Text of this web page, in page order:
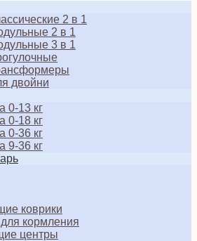
2 в 1
2 в 1
3 в 1
двойни
0-13 кг
0-18 кг
0-36 кг
9-36 кг
коврики
кормления
центры